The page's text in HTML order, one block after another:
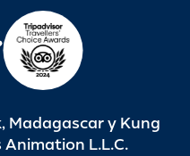
Madagascar y Kung
L.L.C.